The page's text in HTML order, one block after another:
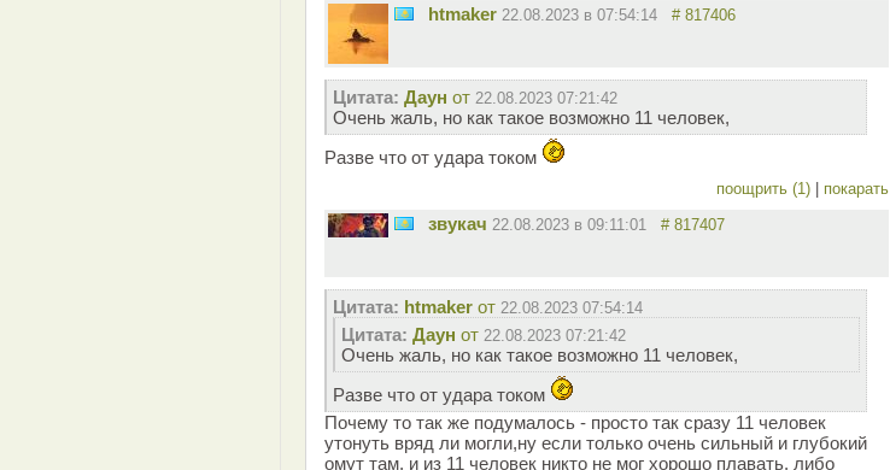
htmaker 22.08.2023 в 07:54:14 # 817406
Цитата: Даун от 22.08.2023 07:21:42
Очень жаль, но как такое возможно 11 человек,
Разве что от удара током
поощрить (1) покарать
звукач 22.08.2023 в 09:11:01 # 817407
Цитата: htmaker от 22.08.2023 07:54:14
Цитата: Даун от 22.08.2023 07:21:42
Очень жаль, но как такое возможно 11 человек,
Разве что от удара током
Почему то так же подумалось - просто так сразу 11 человек
утонуть вряд ли могли,ну если только очень сильный и глубокий
омут там, и из 11 человек никто не мог хорошо плавать, либо